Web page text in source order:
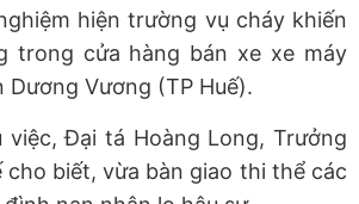
hiện trường vụ cháy khiến
trong cửa hàng bán xe xe máy
Dương Vương (TP Huế).
việc, Đại tá Hoàng Long, Trưởng
cho biết, vừa bàn giao thi thể các